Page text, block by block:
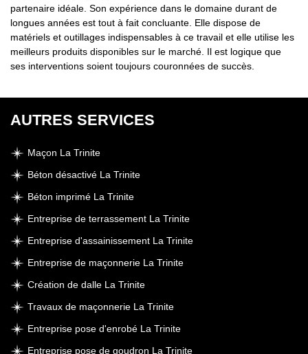
partenaire idéale. Son expérience dans le domaine durant de
longues années est tout à fait concluante. Elle dispose de
matériels et outillages indispensables à ce travail et elle utilise les
meilleurs produits disponibles sur le marché. Il est logique que
ses interventions soient toujours couronnées de succès.
AUTRES SERVICES
Maçon La Trinite
Béton désactivé La Trinite
Béton imprimé La Trinite
Entreprise de terrassement La Trinite
Entreprise d'assainissement La Trinite
Entreprise de maçonnerie La Trinite
Création de dalle La Trinite
Travaux de maçonnerie La Trinite
Entreprise pose d'enrobé La Trinite
Entreprise pose de goudron La Trinite